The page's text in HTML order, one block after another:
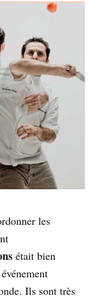
les
était bien
Ils sont très